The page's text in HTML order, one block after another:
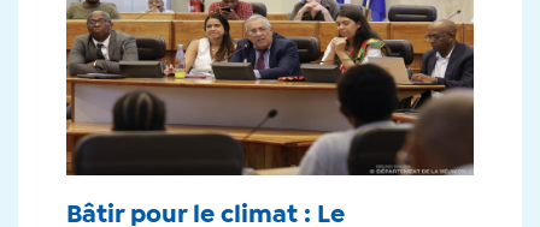
Bâtir pour le climat : Le